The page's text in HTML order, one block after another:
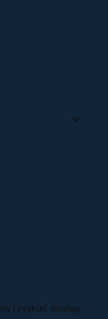
i zyskać dostęp